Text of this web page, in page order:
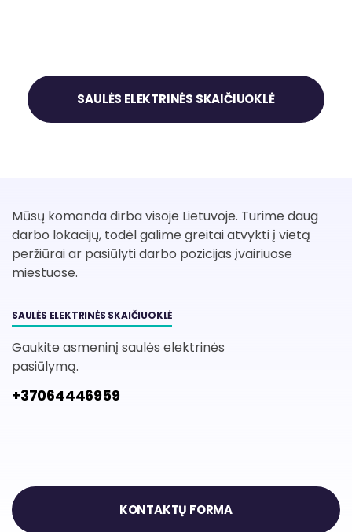
SAULĖS ELEKTRINĖS SKAIČIUOKLĖ
Mūsų komanda dirba visoje Lietuvoje. Turime daug
darbo lokacijų, todėl galime greitai atvykti į vietą
peržiūrai ar pasiūlyti darbo pozicijas įvairiuose
miestuose.
SAULĖS ELEKTRINĖS SKAIČIUOKLĖ
Gaukite asmeninį saulės elektrinės
pasiūlymą.
+37064446959
KONTAKTŲ FORMA